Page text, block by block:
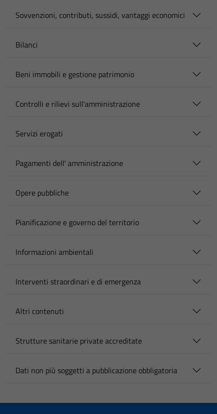
Sovvenzioni, contributi, sussidi, vantaggi economici
Bilanci
Beni immobili e gestione patrimonio
Controlli e rilievi sull'amministrazione
Servizi erogati
Pagamenti dell' amministrazione
Opere pubbliche
Pianificazione e governo del territorio
Informazioni ambientali
Interventi straordinari e di emergenza
Altri contenuti
Strutture sanitarie private accreditate
Dati non più soggetti a pubblicazione obbligatoria